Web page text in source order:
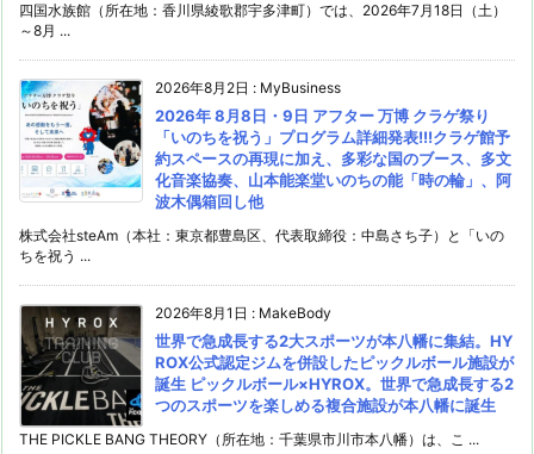
四国水族館（所在地：香川県綾歌郡宇多津町）では、2026年7月18日（土）
～8月 ...
2026年8月2日 : MyBusiness
2026年 8月8日・9日 アフター 万博 クラゲ祭り
「いのちを祝う」プログラム詳細発表!!!クラゲ館予
約スペースの再現に加え、多彩な国のブース、多文
化音楽協奏、山本能楽堂いのちの能「時の輪」、阿
波木偶箱回し他
株式会社steAm（本社：東京都豊島区、代表取締役：中島さち子）と「いの
ちを祝う ...
2026年8月1日 : MakeBody
世界で急成長する2大スポーツが本八幡に集結。HY
ROX公式認定ジムを併設したピックルボール施設が
誕生 ピックルボール×HYROX。世界で急成長する2
つのスポーツを楽しめる複合施設が本八幡に誕生
THE PICKLE BANG THEORY（所在地：千葉県市川市本八幡）は、こ ...